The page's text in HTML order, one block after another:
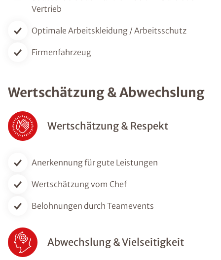
Vertrieb
Optimale Arbeitskleidung / Arbeitsschutz
Firmenfahrzeug
Wertschätzung & Abwechslung
Wertschätzung & Respekt
Anerkennung für gute Leistungen
Wertschätzung vom Chef
Belohnungen durch Teamevents
Abwechslung & Vielseitigkeit